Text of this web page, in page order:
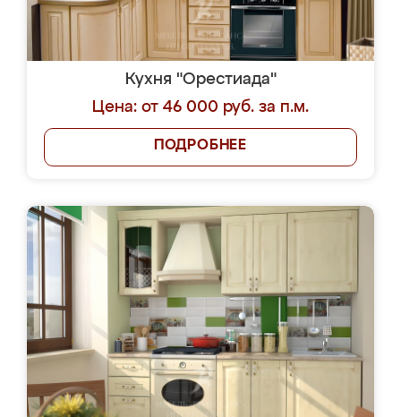
Кухня "Орестиада"
Цена: от 46 000 руб. за п.м.
ПОДРОБНЕЕ